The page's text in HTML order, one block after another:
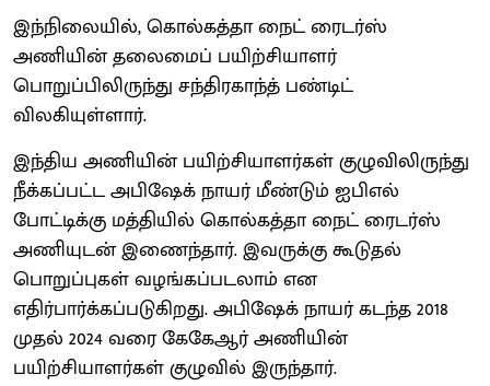
இந்நிலையில், கொல்கத்தா நைட் ரைடர்ஸ்
அணியின் தலைமைப் பயிற்சியாளர்
பொறுப்பிலிருந்து சந்திரகாந்த் பண்டிட்
விலகியுள்ளார்.
இந்திய அணியின் பயிற்சியாளர்கள் குழுவிலிருந்து
நீக்கப்பட்ட அபிஷேக் நாயர் மீண்டும் ஐபிஎல்
போட்டிக்கு மத்தியில் கொல்கத்தா நைட் ரைடர்ஸ்
அணியுடன் இணைந்தார். இவருக்கு கூடுதல்
பொறுப்புகள் வழங்கப்படலாம் என
எதிர்பார்க்கப்படுகிறது. அபிஷேக் நாயர் கடந்த 2018
முதல் 2024 வரை கேகேஆர் அணியின்
பயிற்சியாளர்கள் குழுவில் இருந்தார்.